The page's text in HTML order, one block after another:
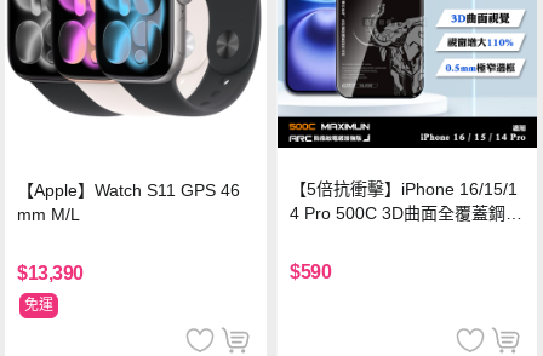
【Apple】Watch S11 GPS 46
mm M/L
$13,390
免運
【5倍抗衝擊】iPhone 16/15/1
4 Pro 500C 3D曲面全覆蓋鋼化
保護貼
$590